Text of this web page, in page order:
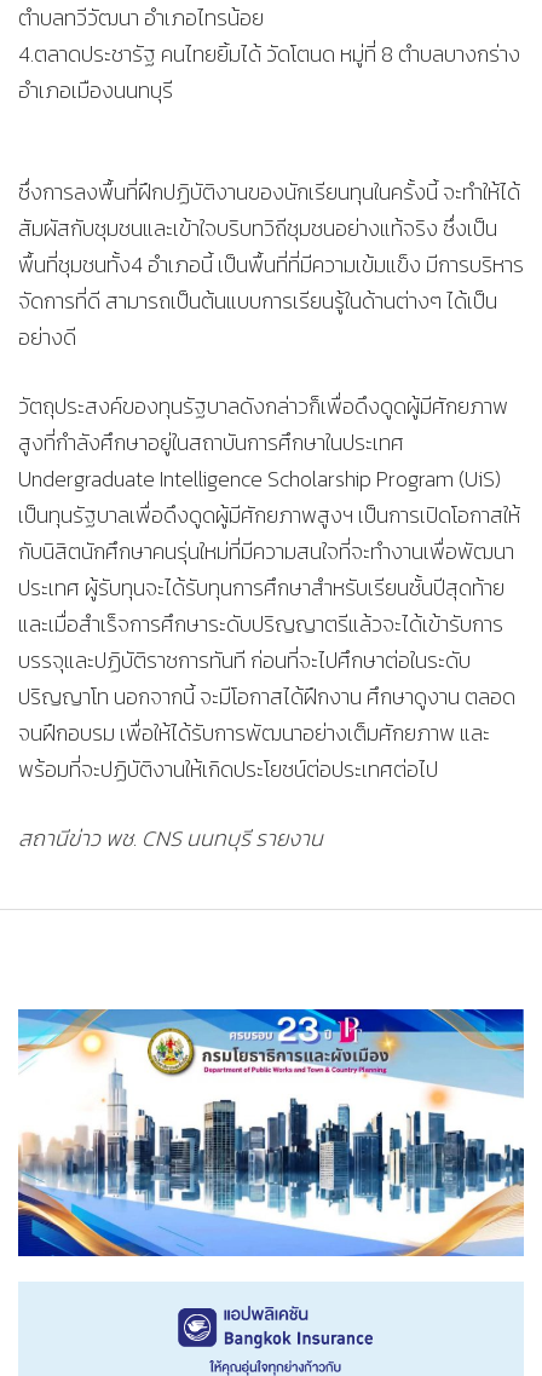
ตำบลทวีวัฒนา อำเภอไทรน้อย
4.ตลาดประชารัฐ คนไทยยิ้มได้ วัดโตนด หมู่ที่ 8 ตำบลบางกร่าง
อำเภอเมืองนนทบุรี
ซึ่งการลงพื้นที่ฝึกปฏิบัติงานของนักเรียนทุนในครั้งนี้ จะทำให้ได้
สัมผัสกับชุมชนและเข้าใจบริบทวิถีชุมชนอย่างแท้จริง ซึ่งเป็น
พื้นที่ชุมชนทั้ง4 อำเภอนี้ เป็นพื้นที่ที่มีความเข้มแข็ง มีการบริหาร
จัดการที่ดี สามารถเป็นต้นแบบการเรียนรู้ในด้านต่างๆ ได้เป็น
อย่างดี
วัตถุประสงค์ของทุนรัฐบาลดังกล่าวก็เพื่อดึงดูดผู้มีศักยภาพ
สูงที่กำลังศึกษาอยู่ในสถาบันการศึกษาในประเทศ
Undergraduate Intelligence Scholarship Program (UiS)
เป็นทุนรัฐบาลเพื่อดึงดูดผู้มีศักยภาพสูงฯ เป็นการเปิดโอกาสให้
กับนิสิตนักศึกษาคนรุ่นใหม่ที่มีความสนใจที่จะทำงานเพื่อพัฒนา
ประเทศ ผู้รับทุนจะได้รับทุนการศึกษาสำหรับเรียนชั้นปีสุดท้าย
และเมื่อสำเร็จการศึกษาระดับปริญญาตรีแล้วจะได้เข้ารับการ
บรรจุและปฏิบัติราชการทันที ก่อนที่จะไปศึกษาต่อในระดับ
ปริญญาโท นอกจากนี้ จะมีโอกาสได้ฝึกงาน ศึกษาดูงาน ตลอด
จนฝึกอบรม เพื่อให้ได้รับการพัฒนาอย่างเต็มศักยภาพ และ
พร้อมที่จะปฏิบัติงานให้เกิดประโยชน์ต่อประเทศต่อไป
สถานีข่าว พช. CNS นนทบุรี รายงาน